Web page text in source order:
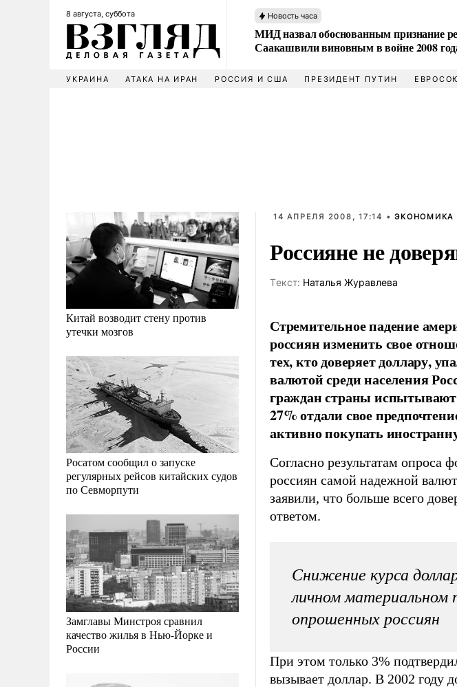
8 августа, суббота Новость часа
МИД назвал обоснованным признание
Саакашвили виновным в войне 2008
УКРАИНА АТАКА НА ИРАН РОССИЯ И США ПРЕЗИДЕНТ ПУТИН
Китай возводит стену против
утечки мозгов
Росатом сообщил о запуске
регулярных рейсов китайских судов
по Севморпути
Замглавы Минстроя сравнил
качество жилья в Нью-Йорке и
России
14 АПРЕЛЯ 2008, 17:14 •ЭКОНОМИКА
Россияне не
Tекст: Наталья Журавлева
Стремительное падение
россиян изменить свое
тех, кто доверяет доллару,
валютой среди населения
граждан страны
27% отдали свое
активно покупать
Согласно результатам опроса
россиян самой надежной
заявили, что больше всего
ответом.
Снижение курса
личном материальном
опрошенных россиян
При этом только 3%
вызывает доллар. В 2002 году